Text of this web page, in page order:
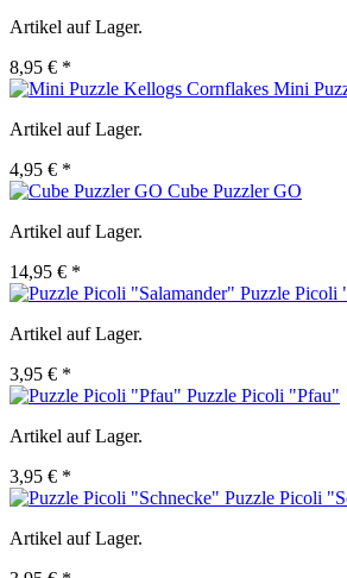
Artikel auf Lager.
8,95 € *
Mini
Artikel auf Lager.
4,95 € *
Cube Puzzler GO
Artikel auf Lager.
14,95 € *
Puzzle Picoli
Artikel auf Lager.
3,95 € *
Puzzle Picoli "Pfau"
Artikel auf Lager.
3,95 € *
Puzzle Picoli
Artikel auf Lager.